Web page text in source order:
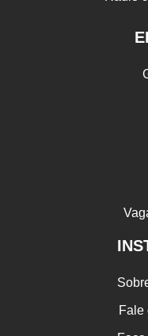
Fale